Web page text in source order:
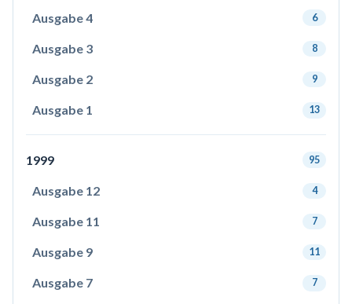
Ausgabe 4 6
Ausgabe 3 8
Ausgabe 2 9
Ausgabe 1 13
1999 95
Ausgabe 12 4
Ausgabe 11 7
Ausgabe 9 11
Ausgabe 7 7